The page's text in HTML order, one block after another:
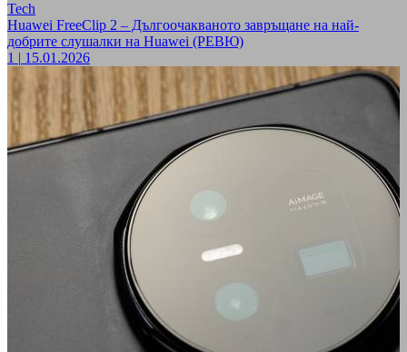
Tech
Huawei FreeClip 2 – Дългоочакваното завръщане на най-
добрите слушалки на Huawei (РЕВЮ)
1 | 15.01.2026